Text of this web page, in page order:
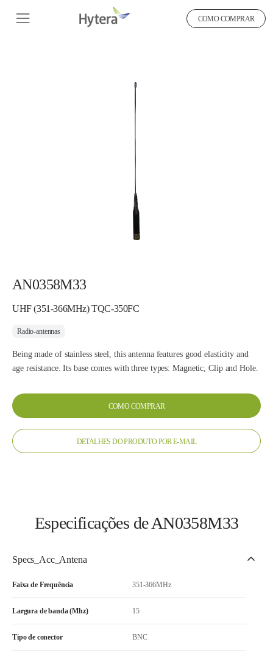
COMO COMPRAR
AN0358M33
UHF (351-366MHz) TQC-350FC
Radio-antennas
Being made of stainless steel, this antenna features good elasticity and
age resistance. Its base comes with three types: Magnetic, Clip and Hole.
COMO COMPRAR
DETALHES DO PRODUTO POR E-MAIL
Especificações de AN0358M33
Specs_Acc_Antena
Faixa de Frequência 351-366MHz
Largura de banda (Mhz) 15
Tipo de conector BNC